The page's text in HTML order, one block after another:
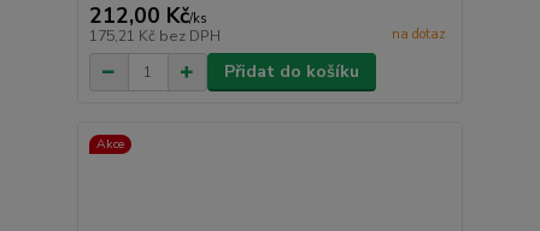
212,00 Kč/ks
175,21 Kč bez DPH na dotaz
Přidat do košíku
Akce